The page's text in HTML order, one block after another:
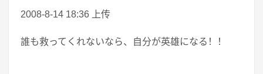
2008-8-14 18:36 上传
誰も救ってくれないなら、自分が英雄になる！！